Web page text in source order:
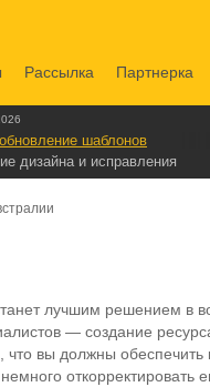
Рассылка Партнерка
шаблонов
дизайна и исправления
лучшим решением в
— создание
вы должны обеспечить
откорректировать